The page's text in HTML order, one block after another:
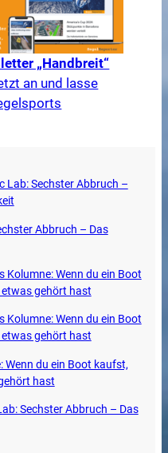
„Handbreit“
an und lasse
Lab: Sechster Abbruch –
Abbruch – Das
Kolumne: Wenn du ein Boot
gehört hast
Kolumne: Wenn du ein Boot
gehört hast
Wenn du ein Boot kaufst,
hast
Sechster Abbruch – Das